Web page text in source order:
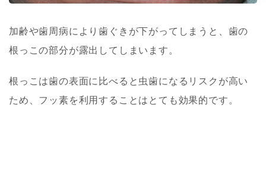
加齢や歯周病により歯ぐきが下がってしまうと、歯の
根っこの部分が露出してしまいます。
根っこは歯の表面に比べると虫歯になるリスクが高い
ため、フッ素を利用することはとても効果的です。